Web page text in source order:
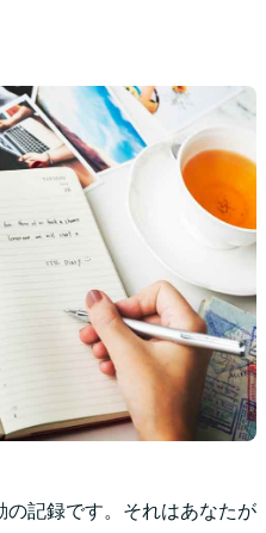
の記録です。それはあなたが